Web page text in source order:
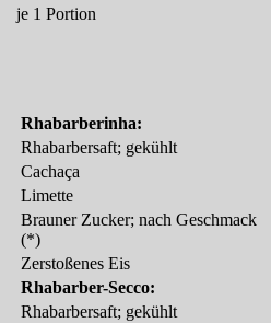
je 1 Portion
Rhabarberinha:
Rhabarbersaft; gekühlt
Cachaça
Limette
Brauner Zucker; nach Geschmack
(*)
Zerstoßenes Eis
Rhabarber-Secco:
Rhabarbersaft; gekühlt